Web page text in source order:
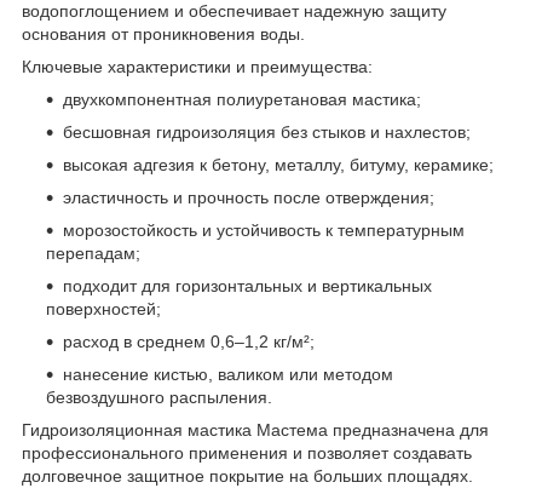
водопоглощением и обеспечивает надежную защиту
основания от проникновения воды.
Ключевые характеристики и преимущества:
двухкомпонентная полиуретановая мастика;
бесшовная гидроизоляция без стыков и нахлестов;
высокая адгезия к бетону, металлу, битуму, керамике;
эластичность и прочность после отверждения;
морозостойкость и устойчивость к температурным
перепадам;
подходит для горизонтальных и вертикальных
поверхностей;
расход в среднем 0,6–1,2 кг/м²;
нанесение кистью, валиком или методом
безвоздушного распыления.
Гидроизоляционная мастика Мастема предназначена для
профессионального применения и позволяет создавать
долговечное защитное покрытие на больших площадях.